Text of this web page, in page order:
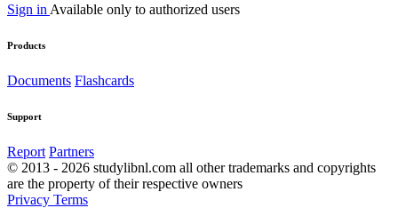
Sign in Available only to authorized users
Products
Documents Flashcards
Support
Report Partners
© 2013 - 2026 studylibnl.com all other trademarks and copyrights
are the property of their respective owners
Privacy Terms